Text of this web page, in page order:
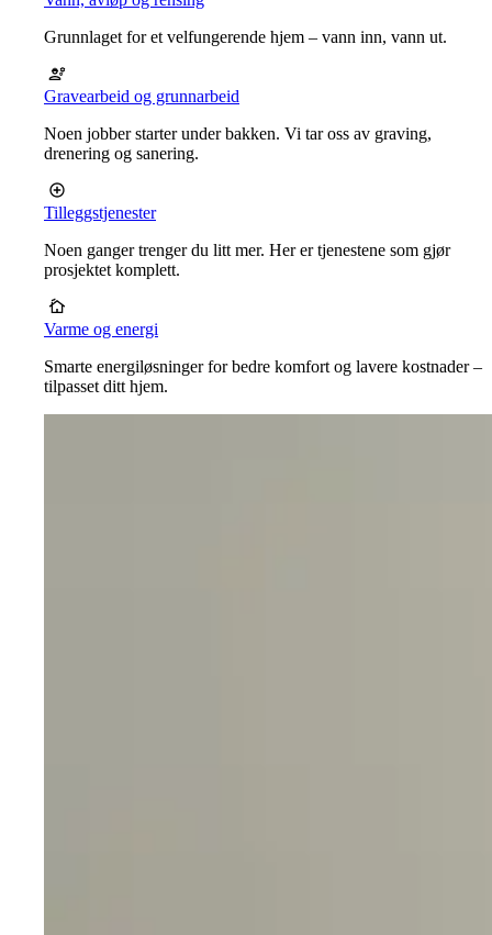
Grunnlaget for et velfungerende hjem – vann inn, vann ut.
Gravearbeid og grunnarbeid
Noen jobber starter under bakken. Vi tar oss av graving,
drenering og sanering.
Tilleggstjenester
Noen ganger trenger du litt mer. Her er tjenestene som gjør
prosjektet komplett.
Varme og energi
Smarte energiløsninger for bedre komfort og lavere kostnader –
tilpasset ditt hjem.